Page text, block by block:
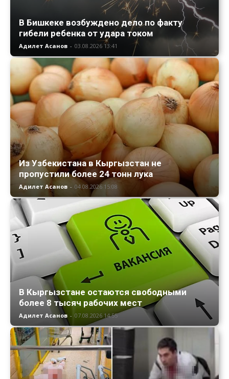
В Бишкеке возбуждено дело по факту
гибели ребенка от удара током
Адилет Асанов - 03.08.2026 13:41
Из Узбекистана в Кыргызстан не
пропустили более 24 тонн лука
Адилет Асанов - 04.08.2026 15:08
В Кыргызстане остаются свободными
более 8 тысяч рабочих мест
Адилет Асанов - 07.08.2026 14:55